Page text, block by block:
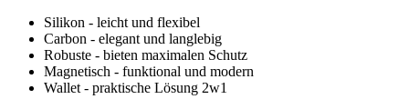
Silikon - leicht und flexibel
Carbon - elegant und langlebig
Robuste - bieten maximalen Schutz
Magnetisch - funktional und modern
Wallet - praktische Lösung 2w1